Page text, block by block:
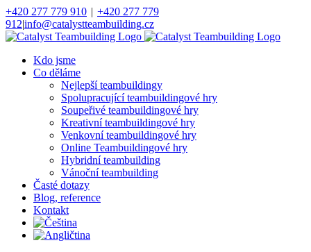
Přeskočit
na
obsah
+420 277 779 910 | +420 277 779
912|info@catalystteambuilding.cz
Facebook
Instagram
Kdo jsme
Co děláme
Nejlepší teambuildingy
Spolupracující teambuildingové hry
Soupeřivé teambuildingové hry
Kreativní teambuildingové hry
Venkovní teambuildingové hry
Online Teambuildingové hry
Hybridní teambuilding
Vánoční teambuilding
Časté dotazy
Blog, reference
Kontakt